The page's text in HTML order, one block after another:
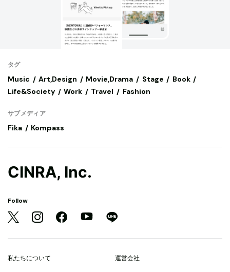
タグ
Music Art,Design Movie,Drama Stage
Book
Life&Society
Work Travel Fashion
サブメディア
Fika Kompass
CINRA, Inc.
Follow
私たちについて 運営会社